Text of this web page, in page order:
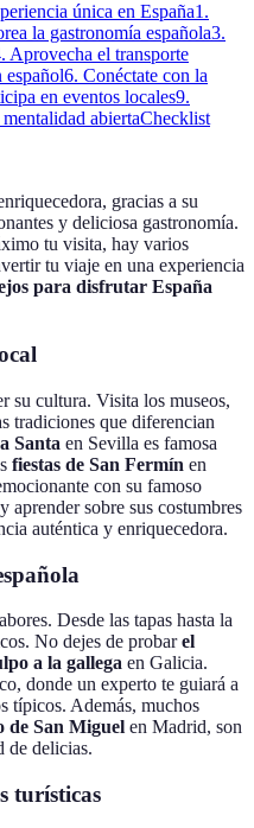
única en España1.
la gastronomía española3.
Aprovecha el transporte
español6. Conéctate con la
en eventos locales9.
abiertaChecklist
gracias a su
y deliciosa gastronomía.
tu visita, hay varios
tu viaje en una experiencia
para disfrutar España
su cultura. Visita los museos,
tradiciones que diferencian
Santa en Sevilla es famosa
fiestas de San Fermín en
con su famoso
aprender sobre sus costumbres
auténtica y enriquecedora.
Desde las tapas hasta la
No dejes de probarel
a la gallega en Galicia.
donde un experto te guiará a
típicos. Además, muchos
de San Miguel en Madrid, son
de delicias.
turísticas